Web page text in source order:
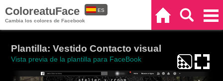
ColoreatuFace
Cambia los colores de Facebook
ES
Plantilla: Vestido Contacto visual
Vista previa de la plantilla para FaceBook